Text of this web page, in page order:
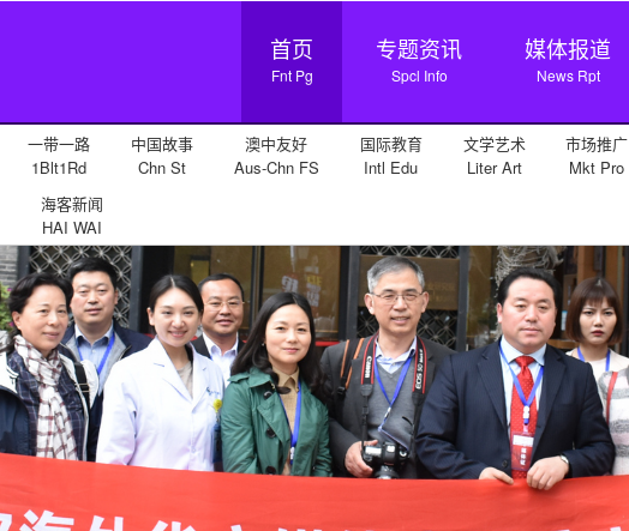
首页
Fnt Pg
专题资讯
Spcl Info
媒体报道
News Rpt
一带一路
1Blt1Rd
中国故事
Chn St
澳中友好
Aus-Chn FS
国际教育
Intl Edu
文学艺术
Liter Art
市场推广
Mkt Pro
海客新闻
HAI WAI